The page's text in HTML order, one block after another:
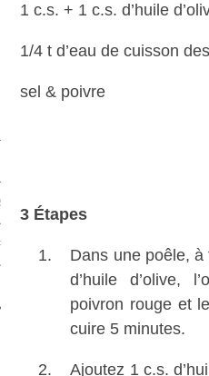
1 c.s. + 1 c.s. d’huile
1/4 t d’eau de cuisson
sel & poivre
3 Étapes
Dans une poêle,
d’huile d’olive,
poivron rouge et
cuire 5 minutes.
Ajoutez 1 c.s.